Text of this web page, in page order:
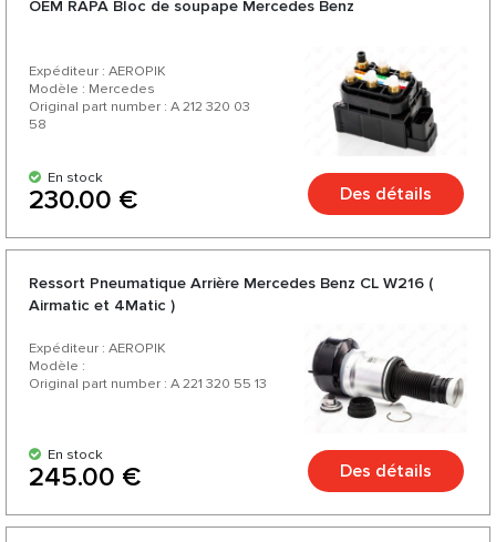
OEM RAPA Bloc de soupape Mercedes Benz
Expéditeur : AEROPIK
Modèle : Mercedes
Original part number : A 212 320 03
58
En stock
230.00 € Des détails
Ressort Pneumatique Arrière Mercedes Benz CL W216 (
Airmatic et 4Matic )
Expéditeur : AEROPIK
Modèle :
Original part number : A 221 320 55 13
En stock
245.00 € Des détails